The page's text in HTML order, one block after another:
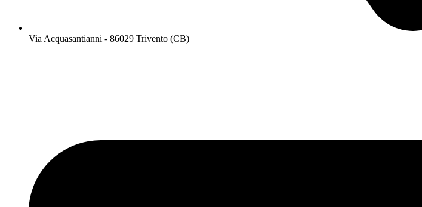
Via Acquasantianni - 86029 Trivento (CB)